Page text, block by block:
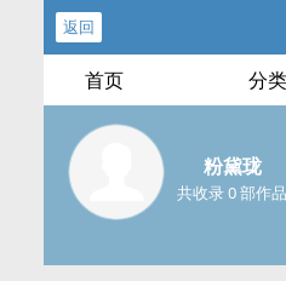
返回
首页 分类
粉黛珑
共收录 0 部作品